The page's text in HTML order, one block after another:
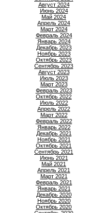
Август 2024
Июнь 2024
Май 2024
Апрель 2024
Март 2024
Февраль 2024
Январь 2024
Декабрь 2023
Ноябрь 2023
Октябрь 2023
Сентябрь 2023
Август 2023
Июль 2023
Март 2023
Февраль 2023
Октябрь 2022
Июль 2022
Апрель 2022
Март 2022
Февраль 2022
Январь 2022
Декабрь 2021
Ноябрь 2021
Октябрь 2021
Сентябрь 2021
Июнь 2021
Май 2021
Апрель 2021
Март 2021
Февраль 2021
Январь 2021
Декабрь 2020
Ноябрь 2020
Октябрь 2020